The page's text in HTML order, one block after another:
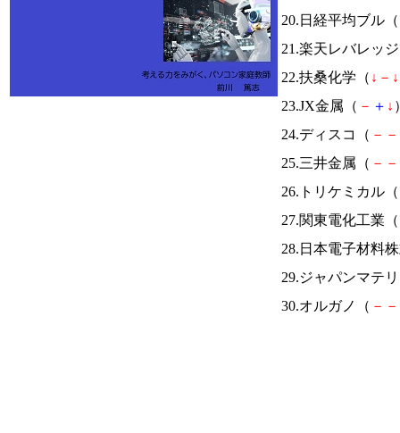
20.日経平均ブル（
21.楽天レバレッ
22.扶桑化学（ ↓ － ↓
23.JX金属（ － ＋ ↓
24.ディスコ（ － －
25.三井金属（ － －
26.トリケミカル（
27.関東電化工業（
28.日本電子材料
29.ジャパンマテ
30.オルガノ（ － －